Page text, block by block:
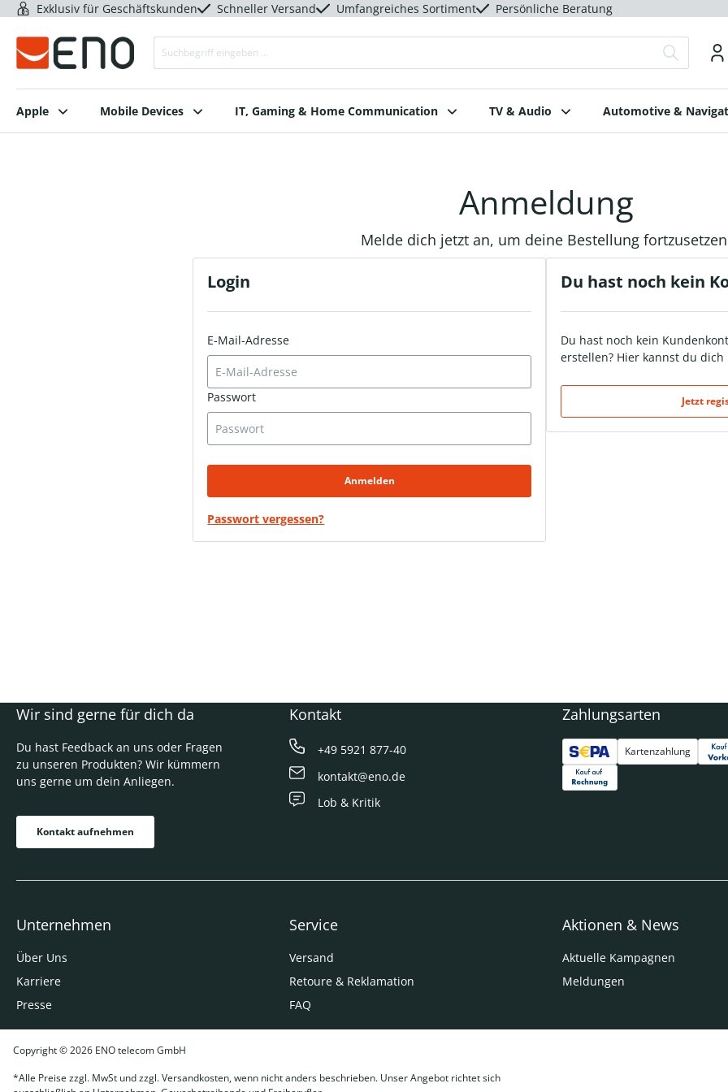
Exklusiv für Geschäftskunden Schneller Versand Umfangreiches Sortiment Persönliche Beratung
Apple Mobile Devices IT, Gaming & Home Communication TV & Audio Automotive &
Anmeldung
Melde dich jetzt an, um deine Bestellung
Login
E-Mail-Adresse
Passwort
Anmelden
Passwort vergessen?
Du hast noch kein
Du hast noch kein
erstellen? Hier kannst du
Jetzt
Wir sind gerne für dich da
Du hast Feedback an uns oder Fragen
zu unseren Produkten? Wir kümmern
uns gerne um dein Anliegen.
Kontakt aufnehmen
Kontakt
+49 5921 877-40
kontakt@eno.de
Lob & Kritik
Unternehmen
Über Uns
Karriere
Presse
Service
Versand
Retoure & Reklamation
FAQ
Aktionen & News
Aktuelle Kampagnen
Meldungen
Zahlungsarten
Kartenzahlung
Copyright © 2026 ENO telecom GmbH
*Alle Preise zzgl. MwSt und zzgl. Versandkosten, wenn nicht anders beschrieben. Unser Angebot richtet sich